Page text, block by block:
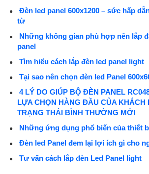
Đèn led panel 600x1200 – sức hấp
từ
Những không gian phù hợp nên lắp
panel
Tìm hiểu cách lắp đèn led panel light
Tại sao nên chọn đèn led Panel
4 LÝ DO GIÚP BỘ ĐÈN PANEL
LỰA CHỌN HÀNG ĐẦU CỦA KHÁCH
TRẠNG THÁI BÌNH THƯỜNG MỚI
Những ứng dụng phổ biến của thiết
Đèn led Panel đem lại lợi ích gì cho
Tư vấn cách lắp đèn Led Panel light